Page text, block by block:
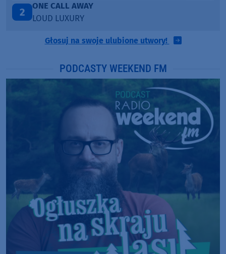
3
Talk To You
ANOTR ft. 54 Ultra
Głosuj na swoje ulubione utwory!
PODCASTY WEEKEND FM